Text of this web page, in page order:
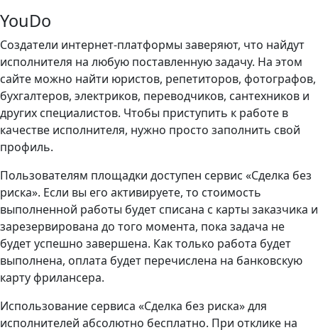
YouDo
Создатели интернет-платформы заверяют, что найдут
исполнителя на любую поставленную задачу. На этом
сайте можно найти юристов, репетиторов, фотографов,
бухгалтеров, электриков, переводчиков, сантехников и
других специалистов. Чтобы приступить к работе в
качестве исполнителя, нужно просто заполнить свой
профиль.
Пользователям площадки доступен сервис «Сделка без
риска». Если вы его активируете, то стоимость
выполненной работы будет списана с карты заказчика и
зарезервирована до того момента, пока задача не
будет успешно завершена. Как только работа будет
выполнена, оплата будет перечислена на банковскую
карту фрилансера.
Использование сервиса «Сделка без риска» для
исполнителей абсолютно бесплатно. При отклике на